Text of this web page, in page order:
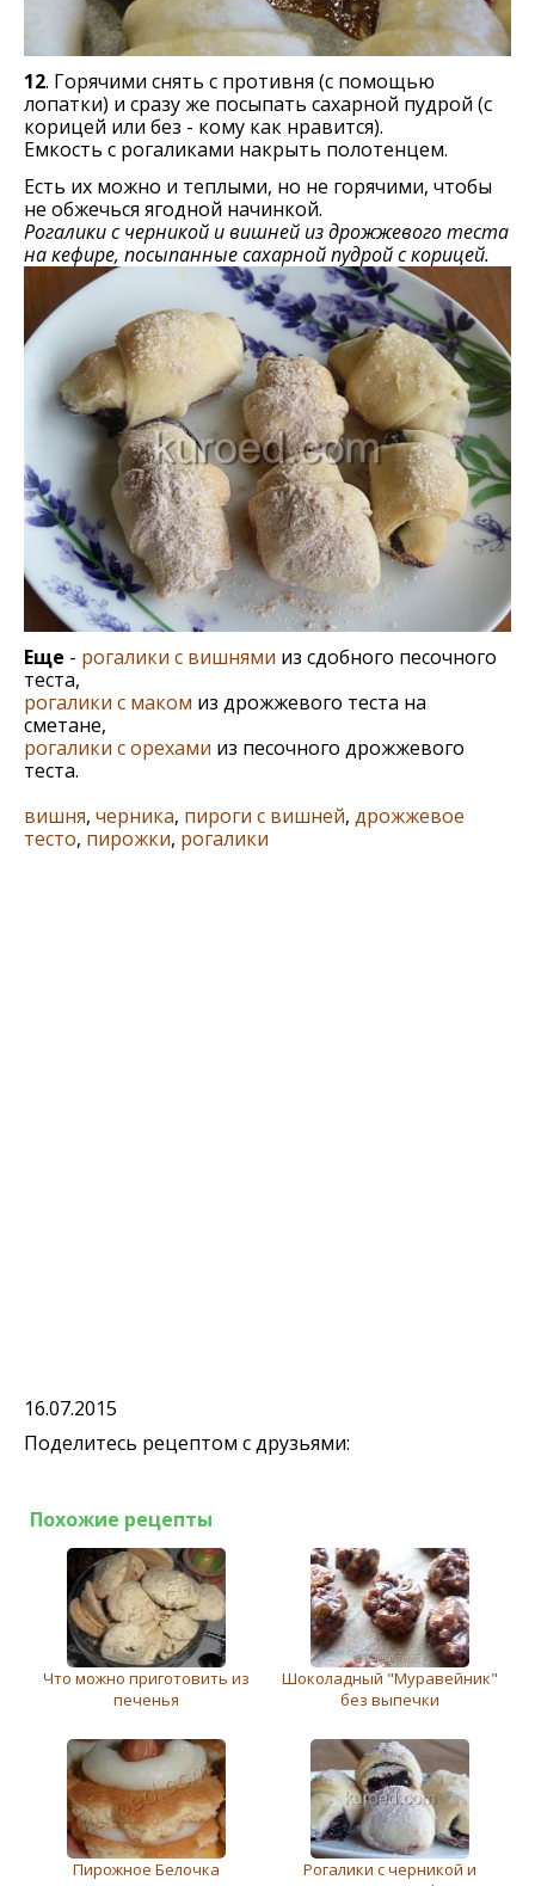
12. Горячими снять с противня (с помощью
лопатки) и сразу же посыпать сахарной пудрой (с
корицей или без - кому как нравится).
Емкость с рогаликами накрыть полотенцем.
Есть их можно и теплыми, но не горячими, чтобы
не обжечься ягодной начинкой.
Рогалики с черникой и вишней из дрожжевого теста
на кефире, посыпанные сахарной пудрой с корицей.
Еще - рогалики с вишнями из сдобного песочного
теста,
рогалики с маком из дрожжевого теста на
сметане,
рогалики с орехами из песочного дрожжевого
теста.
вишня, черника, пироги с вишней, дрожжевое
тесто, пирожки, рогалики
16.07.2015
Поделитесь рецептом с друзьями:
Похожие рецепты
Что можно приготовить из
печенья
Шоколадный "Муравейник"
без выпечки
Пирожное Белочка
Рогалики с черникой и